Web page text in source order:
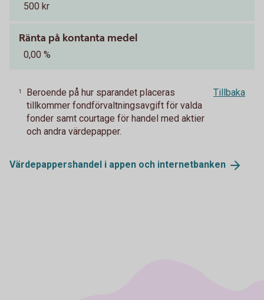
500 kr
Ränta på kontanta medel
0,00 %
1
Beroende på hur sparandet placeras
tillkommer fondförvaltningsavgift för valda
fonder samt courtage för handel med aktier
och andra värdepapper.
Tillbaka
Värdepappershandel i appen och internetbanken